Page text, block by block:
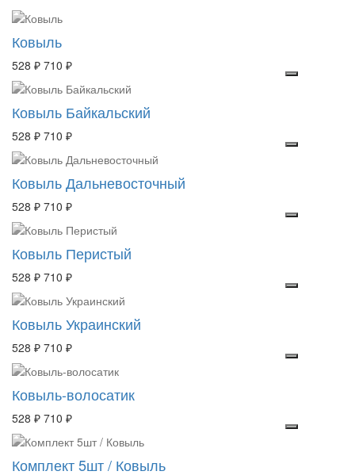
Ковыль
528 ₽ 710 ₽
Ковыль Байкальский
528 ₽ 710 ₽
Ковыль Дальневосточный
528 ₽ 710 ₽
Ковыль Перистый
528 ₽ 710 ₽
Ковыль Украинский
528 ₽ 710 ₽
Ковыль-волосатик
528 ₽ 710 ₽
Комплект 5шт / Ковыль